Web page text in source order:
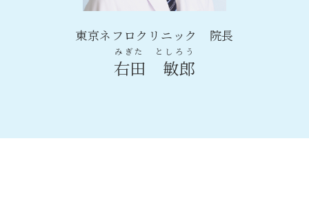
東京ネフロクリニック 院長
右田 敏郎
みぎた としろう